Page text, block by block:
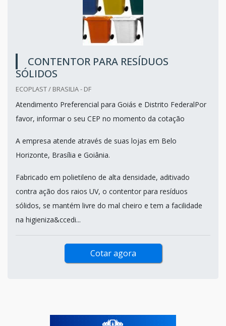
CONTENTOR PARA RESÍDUOS
SÓLIDOS
ECOPLAST / BRASILIA - DF
Atendimento Preferencial para Goiás e Distrito FederalPor
favor, informar o seu CEP no momento da cotação
A empresa atende através de suas lojas em Belo
Horizonte, Brasília e Goiânia.
Fabricado em polietileno de alta densidade, aditivado
contra ação dos raios UV, o contentor para resíduos
sólidos, se mantém livre do mal cheiro e tem a facilidade
na higieniza&ccedi...
Cotar agora